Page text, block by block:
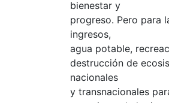
bienestar y
progreso. Pero para
ingresos,
agua potable,
destrucción de
nacionales
y transnacionales